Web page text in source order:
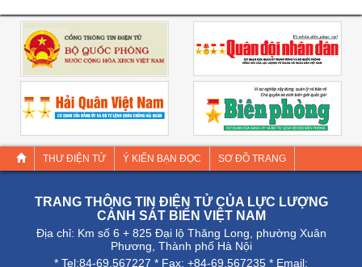
THƯ ĐIỆN TỬ Ý KIẾN BẠN ĐỌC SƠ ĐỒ TRANG
TRANG THÔNG TIN ĐIỆN TỬ CỦA LỰC LƯỢNG
CẢNH SÁT BIỂN VIỆT NAM
Địa chỉ: Km số 6 + 825 Đại lộ Thăng Long, phường Xuân
Phương, Thành phố Hà Nội
* Tel:84-69.567227 * Fax: +84-69.567235 * Email: